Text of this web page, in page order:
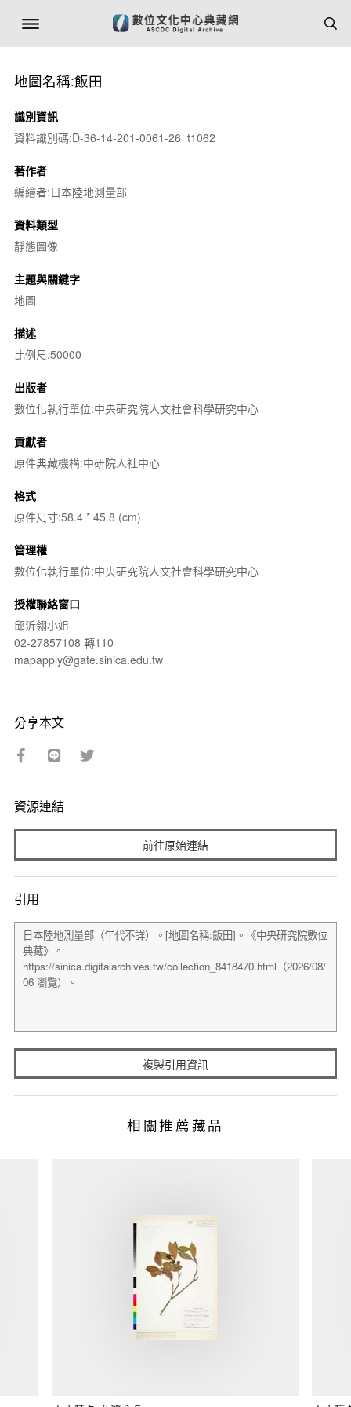
地圖名稱:飯田
識別資訊
資料識別碼:D-36-14-201-0061-26_t1062
著作者
編繪者:日本陸地測量部
資料類型
靜態圖像
主題與關鍵字
地圖
描述
比例尺:50000
出版者
數位化執行單位:中央研究院人文社會科學研究中心
貢獻者
原件典藏機構:中研院人社中心
格式
原件尺寸:58.4 * 45.8 (cm)
管理權
數位化執行單位:中央研究院人文社會科學研究中心
授權聯絡窗口
邱沂翎小姐
02-27857108 轉110
mapapply@gate.sinica.edu.tw
分享本文
資源連結
前往原始連結
引用
複製引用資訊
相關推薦藏品